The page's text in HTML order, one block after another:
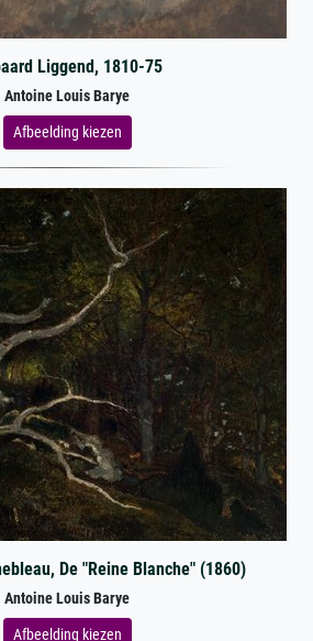
Liggend, 1810-75
Antoine Louis Barye
Afbeelding kiezen
De "Reine Blanche" (1860)
Antoine Louis Barye
Afbeelding kiezen